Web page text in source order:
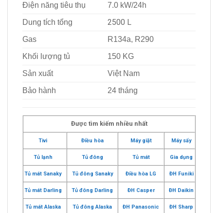
Điện năng tiêu thụ 7.0 kW/24h
Dung tích tổng 2500 L
Gas R134a, R290
Khối lượng tủ 150 KG
Sản xuất Việt Nam
Bảo hành 24 tháng
Được tìm kiếm nhiều nhất
Tivi Điều hòa Máy giặt Máy sấy
Tủ lạnh Tủ đông Tủ mát Gia dụng
Tủ mát Sanaky Tủ đông Sanaky Điều hòa LG ĐH Funiki
Tủ mát Darling Tủ đông Darling ĐH Casper ĐH Daikin
Tủ mát Alaska Tủ đông Alaska ĐH Panasonic ĐH Sharp